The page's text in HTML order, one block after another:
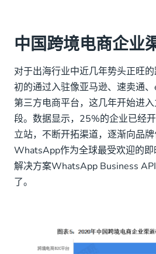
中国跨境电商企业
对于出海行业中近几年势头正旺
初的通过入驻像亚马逊、速卖通
第三方电商平台，这几年开始进
段。数据显示，25%的企业已经
立站，不断开拓渠道，逐渐向品牌
WhatsApp作为全球最受欢迎的
解决方案WhatsApp Business
了。